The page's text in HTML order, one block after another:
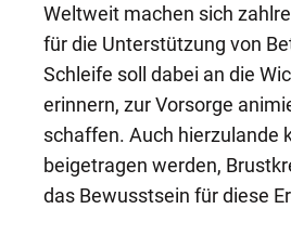
Weltweit machen sich
für die Unterstützung von
Schleife soll dabei an die
erinnern, zur Vorsorge
schaffen. Auch hierzulande
beigetragen werden,
das Bewusstsein für diese